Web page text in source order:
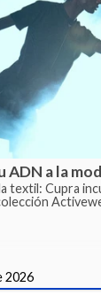
ADN a la
textil: Cupra
2026